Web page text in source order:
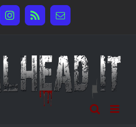
Instagram
Rss Email